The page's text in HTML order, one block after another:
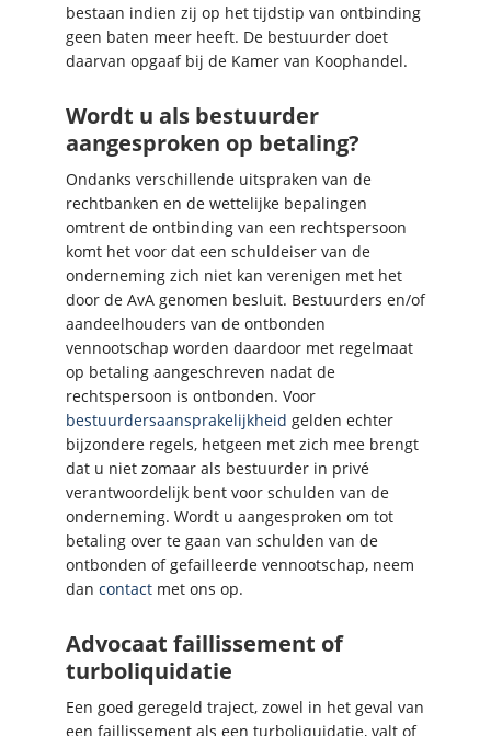
bestaan indien zij op het tijdstip van ontbinding
geen baten meer heeft. De bestuurder doet
daarvan opgaaf bij de Kamer van Koophandel.
Wordt u als bestuurder
aangesproken op betaling?
Ondanks verschillende uitspraken van de
rechtbanken en de wettelijke bepalingen
omtrent de ontbinding van een rechtspersoon
komt het voor dat een schuldeiser van de
onderneming zich niet kan verenigen met het
door de AvA genomen besluit. Bestuurders en/of
aandeelhouders van de ontbonden
vennootschap worden daardoor met regelmaat
op betaling aangeschreven nadat de
rechtspersoon is ontbonden. Voor
bestuurdersaansprakelijkheid gelden echter
bijzondere regels, hetgeen met zich mee brengt
dat u niet zomaar als bestuurder in privé
verantwoordelijk bent voor schulden van de
onderneming. Wordt u aangesproken om tot
betaling over te gaan van schulden van de
ontbonden of gefailleerde vennootschap, neem
dan contact met ons op.
Advocaat faillissement of
turboliquidatie
Een goed geregeld traject, zowel in het geval van
een faillissement als een turboliquidatie, valt of